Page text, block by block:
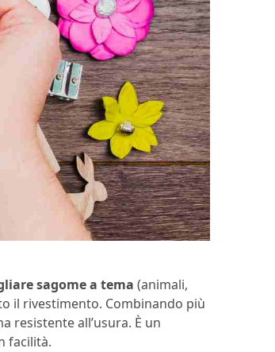
sagome a tema (animali,
il rivestimento. Combinando più
resistente all’usura. È un
facilità.